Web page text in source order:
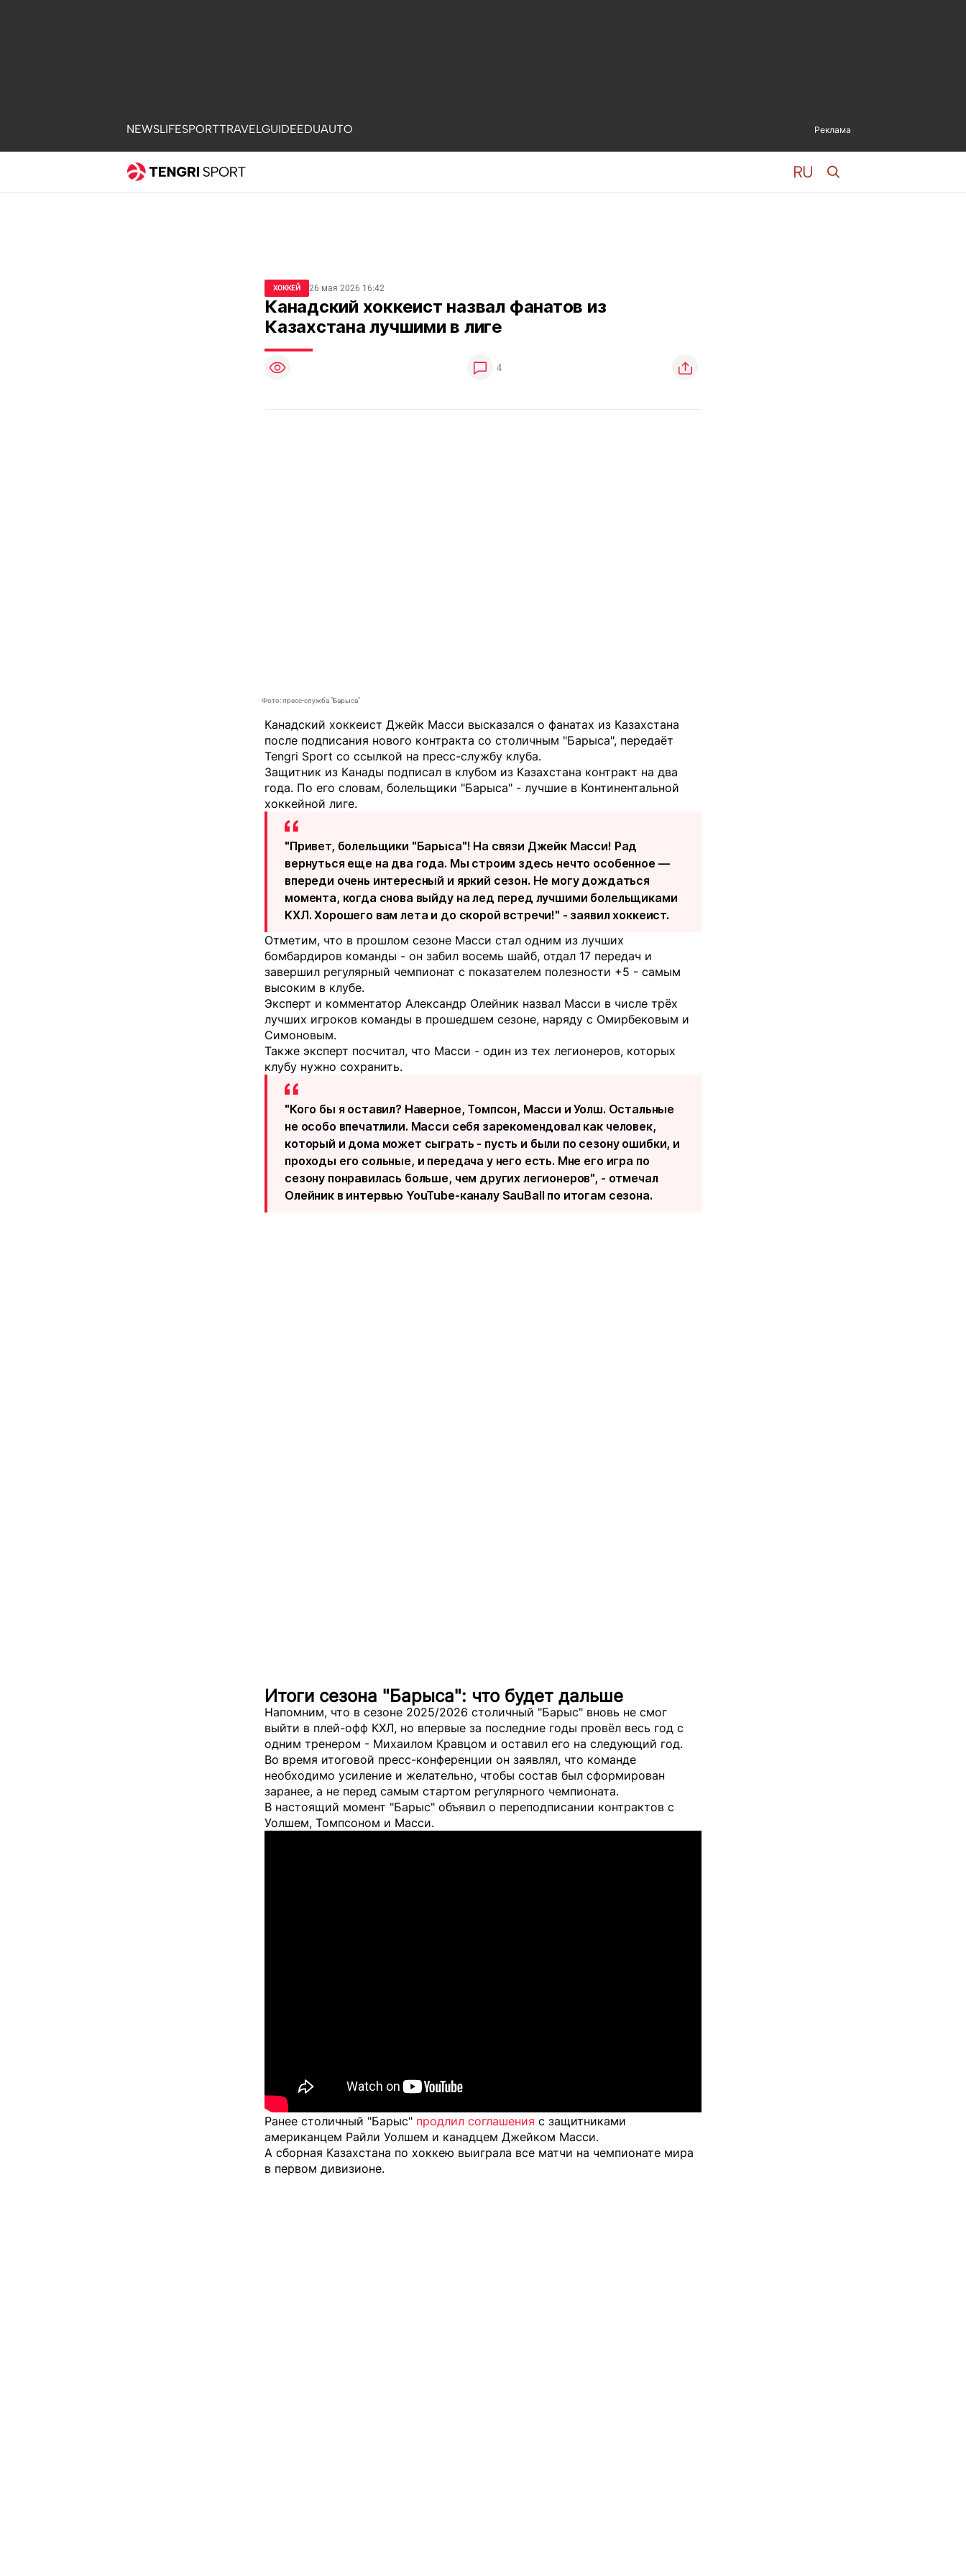
NEWSLIFESPORTTRAVELGUIDEEDUAUTO Реклама
ХОККЕЙ 26 мая 2026 16:42
Канадский хоккеист назвал фанатов из
Казахстана лучшими в лиге
4
Фото: пресс-служба "Барыса"
Канадский хоккеист Джейк Масси высказался о фанатах из Казахстана
после подписания нового контракта со столичным "Барыса", передаёт
Tengri Sport со ссылкой на пресс-службу клуба.
Защитник из Канады подписал в клубом из Казахстана контракт на два
года. По его словам, болельщики "Барыса" - лучшие в Континентальной
хоккейной лиге.
"Привет, болельщики "Барыса"! На связи Джейк Масси! Рад
вернуться еще на два года. Мы строим здесь нечто особенное —
впереди очень интересный и яркий сезон. Не могу дождаться
момента, когда снова выйду на лед перед лучшими болельщиками
КХЛ. Хорошего вам лета и до скорой встречи!" - заявил хоккеист.
Отметим, что в прошлом сезоне Масси стал одним из лучших
бомбардиров команды - он забил восемь шайб, отдал 17 передач и
завершил регулярный чемпионат с показателем полезности +5 - самым
высоким в клубе.
Эксперт и комментатор Александр Олейник назвал Масси в числе трёх
лучших игроков команды в прошедшем сезоне, наряду с Омирбековым и
Симоновым.
Также эксперт посчитал, что Масси - один из тех легионеров, которых
клубу нужно сохранить.
"Кого бы я оставил? Наверное, Томпсон, Масси и Уолш. Остальные
не особо впечатлили. Масси себя зарекомендовал как человек,
который и дома может сыграть - пусть и были по сезону ошибки, и
проходы его сольные, и передача у него есть. Мне его игра по
сезону понравилась больше, чем других легионеров", - отмечал
Олейник в интервью YouTube-каналу SauBall по итогам сезона.
Итоги сезона "Барыса": что будет дальше
Напомним, что в сезоне 2025/2026 столичный "Барыс" вновь не смог
выйти в плей-офф КХЛ, но впервые за последние годы провёл весь год с
одним тренером - Михаилом Кравцом и оставил его на следующий год.
Во время итоговой пресс-конференции он заявлял, что команде
необходимо усиление и желательно, чтобы состав был сформирован
заранее, а не перед самым стартом регулярного чемпионата.
В настоящий момент "Барыс" объявил о переподписании контрактов с
Уолшем, Томпсоном и Масси.
Ранее столичный "Барыс" продлил соглашения с защитниками
американцем Райли Уолшем и канадцем Джейком Масси.
А сборная Казахстана по хоккею выиграла все матчи на чемпионате мира
в первом дивизионе.